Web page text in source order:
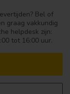
Bel of
graag vakkundig
helpdesk zijn:
tot 16:00 uur.